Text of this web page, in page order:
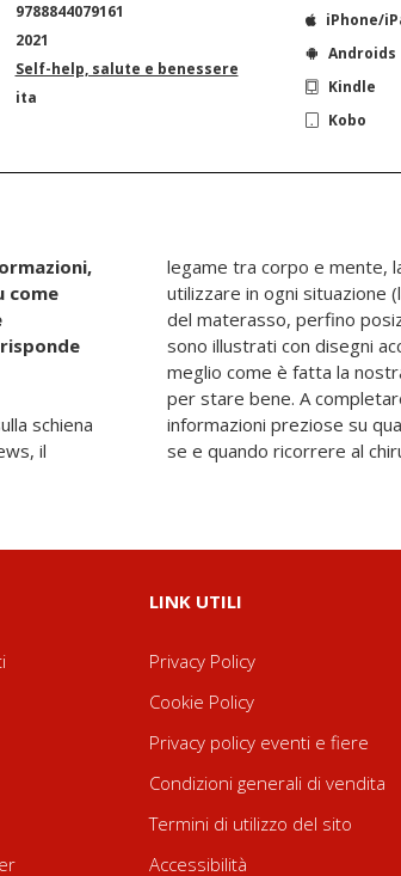
9788844079161
2021
Self-help, salute e benessere
ita
iPhone/
Androids
Kindle
Kobo
come
schiena
il
legame tra corpo e mente,
utilizzare in ogni situazione
del materasso, perfino
sono illustrati con disegni
meglio come è fatta la
per stare bene. A
valutare
se e quando ricorrere al
LINK UTILI
Privacy Policy
Cookie Policy
Privacy policy eventi e fiere
Condizioni generali di vendita
Termini di utilizzo del sito
Accessibilità